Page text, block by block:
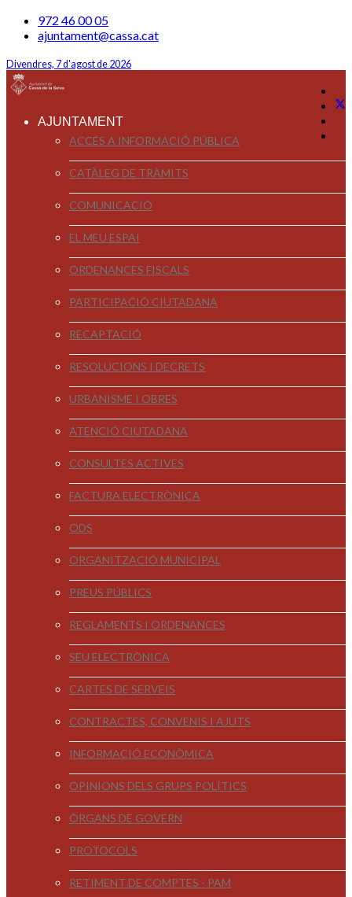
972 46 00 05
ajuntament@cassa.cat
Divendres, 7 d'agost de 2026
AJUNTAMENT
ACCÉS A INFORMACIÓ PÚBLICA
CATÀLEG DE TRÀMITS
COMUNICACIÓ
EL MEU ESPAI
ORDENANCES FISCALS
PARTICIPACIÓ CIUTADANA
RECAPTACIÓ
RESOLUCIONS I DECRETS
URBANISME I OBRES
ATENCIÓ CIUTADANA
CONSULTES ACTIVES
FACTURA ELECTRÒNICA
ODS
ORGANITZACIÓ MUNICIPAL
PREUS PÚBLICS
REGLAMENTS I ORDENANCES
SEU ELECTRÒNICA
CARTES DE SERVEIS
CONTRACTES, CONVENIS I AJUTS
INFORMACIÓ ECONÒMICA
OPINIONS DELS GRUPS POLÍTICS
ÒRGANS DE GOVERN
PROTOCOLS
RETIMENT DE COMPTES - PAM